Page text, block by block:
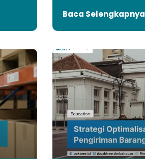
Baca Selengkapnya